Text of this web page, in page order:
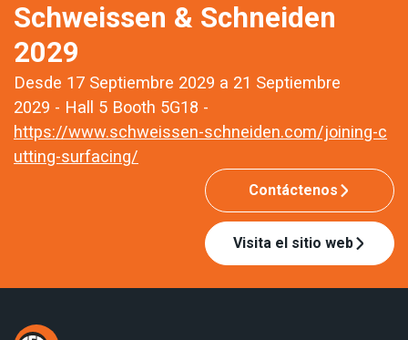
Schweissen & Schneiden
2029
Desde 17 Septiembre 2029 a 21 Septiembre
2029 - Hall 5 Booth 5G18 -
https://www.schweissen-schneiden.com/joining-c
utting-surfacing/
Contáctenos
Visita el sitio web